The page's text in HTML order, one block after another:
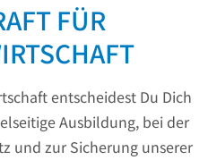
FÜR
entscheidest Du Dich
Ausbildung, bei der
und zur Sicherung unserer